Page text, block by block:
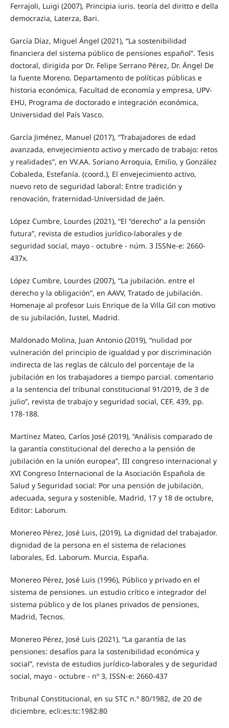
Ferrajoli, Luigi (2007), Principia iuris. teoría del diritto e della
democrazia, Laterza, Bari.
García Díaz, Miguel Ángel (2021), “La sostenibilidad
financiera del sistema público de pensiones español”. Tesis
doctoral, dirigida por Dr. Felipe Serrano Pérez, Dr. Ángel De
la fuente Moreno. Departamento de políticas públicas e
historia económica, Facultad de economía y empresa, UPV-
EHU, Programa de doctorado e integración económica,
Universidad del País Vasco.
García Jiménez, Manuel (2017), “Trabajadores de edad
avanzada, envejecimiento activo y mercado de trabajo: retos
y realidades”, en VV.AA. Soriano Arroquia, Emilio, y González
Cobaleda, Estefanía. (coord.), El envejecimiento activo,
nuevo reto de seguridad laboral: Entre tradición y
renovación, fraternidad-Universidad de Jaén.
López Cumbre, Lourdes (2021), “El “derecho” a la pensión
futura”, revista de estudios jurídico-laborales y de
seguridad social, mayo - octubre - núm. 3 ISSNe-e: 2660-
437x.
López Cumbre, Lourdes (2007), “La jubilación. entre el
derecho y la obligación”, en AAVV, Tratado de jubilación.
Homenaje al profesor Luis Enrique de la Villa Gil con motivo
de su jubilación, Iustel, Madrid.
Maldonado Molina, Juan Antonio (2019), “nulidad por
vulneración del principio de igualdad y por discriminación
indirecta de las reglas de cálculo del porcentaje de la
jubilación en los trabajadores a tiempo parcial. comentario
a la sentencia del tribunal constitucional 91/2019, de 3 de
julio”, revista de trabajo y seguridad social, CEF, 439, pp.
178-188.
Martínez Mateo, Carlos José (2019), “Análisis comparado de
la garantía constitucional del derecho a la pensión de
jubilación en la unión europea”, III congreso internacional y
XVI Congreso Internacional de la Asociación Española de
Salud y Seguridad social: Por una pensión de jubilación,
adecuada, segura y sostenible, Madrid, 17 y 18 de octubre,
Editor: Laborum.
Monereo Pérez, José Luis, (2019), La dignidad del trabajador.
dignidad de la persona en el sistema de relaciones
laborales, Ed. Laborum. Murcia, España.
Monereo Pérez, José Luis (1996), Público y privado en el
sistema de pensiones. un estudio crítico e integrador del
sistema público y de los planes privados de pensiones,
Madrid, Tecnos.
Monereo Pérez, José Luis (2021), “La garantía de las
pensiones: desafíos para la sostenibilidad económica y
social”, revista de estudios jurídico-laborales y de seguridad
social, mayo - octubre - nº 3, ISSN-e: 2660-437
Tribunal Constitucional, en su STC n.º 80/1982, de 20 de
diciembre, ecli:es:tc:1982:80